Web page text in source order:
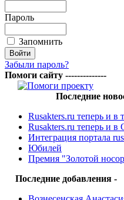
Пароль
Запомнить
Забыли пароль?
Помоги сайту --------------
Последние
Rusakters.ru теперь и в
Rusakters.ru теперь и в
Интеграция портала
Юбилей
Премия "Золотой
Последние добавления -